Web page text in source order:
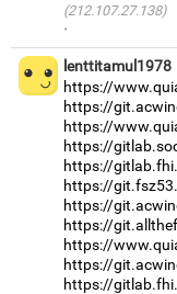
(212.107.27.138)
·
lenttitamul1978
https://
https://
https://
https://
https://
https://
https://
https://
https://
https://
https://